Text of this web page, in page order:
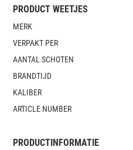
PRODUCT WEETJES
MERK
VERPAKT PER
AANTAL SCHOTEN
BRANDTIJD
KALIBER
ARTICLE NUMBER
PRODUCTINFORMATIE